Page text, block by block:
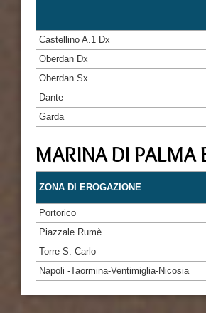
Castellino A.1 Dx
Oberdan Dx
Oberdan Sx
Dante
Garda
MARINA DI PALMA
ZONA DI EROGAZIONE
Portorico
Piazzale Rumè
Torre S. Carlo
Napoli -Taormina-Ventimiglia-Nicosia